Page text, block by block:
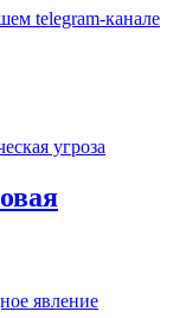
telegram-канале